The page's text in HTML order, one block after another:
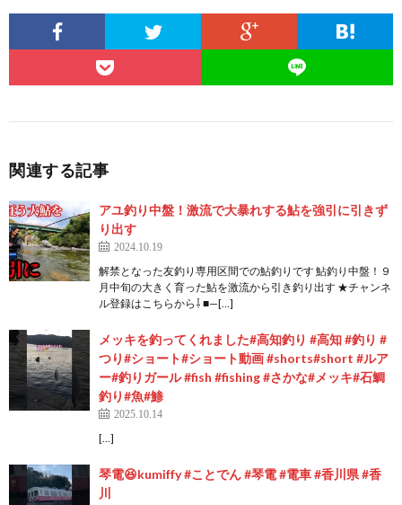
関連する記事
アユ釣り中盤！激流で大暴れする鮎を強引に引きず
り出す
2024.10.19
解禁となった友釣り専用区間での鮎釣りです 鮎釣り中盤！９
月中旬の大きく育った鮎を激流から引き釣り出す ★チャンネ
ル登録はこちらから⇩ ■—[…]
メッキを釣ってくれました#高知釣り #高知 #釣り #
つり#ショート#ショート動画 #shorts#short #ルア
ー#釣りガール #fish #fishing #さかな#メッキ#石鯛
釣り#魚#鯵
2025.10.14
[…]
琴電😆kumiffy #ことでん #琴電 #電車 #香川県 #香
川